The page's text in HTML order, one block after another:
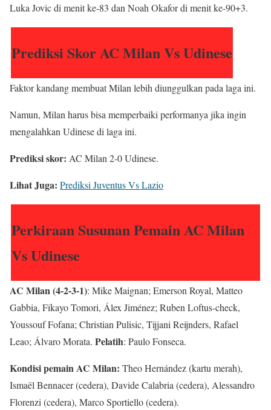
Luka Jovic di menit ke-83 dan Noah Okafor di menit ke-90+3.
Prediksi Skor AC Milan Vs Udinese
Faktor kandang membuat Milan lebih diunggulkan pada laga ini.
Namun, Milan harus bisa memperbaiki performanya jika ingin
mengalahkan Udinese di laga ini.
Prediksi skor: AC Milan 2-0 Udinese.
Lihat Juga: Prediksi Juventus Vs Lazio
Perkiraan Susunan Pemain AC Milan
Vs Udinese
AC Milan (4-2-3-1): Mike Maignan; Emerson Royal, Matteo
Gabbia, Fikayo Tomori, Álex Jiménez; Ruben Loftus-check,
Youssouf Fofana; Christian Pulisic, Tijjani Reijnders, Rafael
Leao; Álvaro Morata. Pelatih: Paulo Fonseca.
Kondisi pemain AC Milan: Theo Hernández (kartu merah),
Ismaël Bennacer (cedera), Davide Calabria (cedera), Alessandro
Florenzi (cedera), Marco Sportiello (cedera).